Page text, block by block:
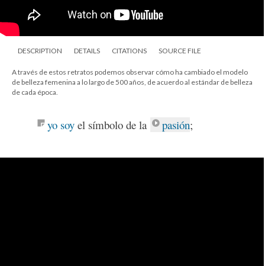
DESCRIPTION DETAILS CITATIONS SOURCE FILE
A través de estos retratos podemos observar cómo ha cambiado el modelo
de belleza femenina a lo largo de 500 años, de acuerdo al estándar de belleza
de cada época.
yo soy el símbolo de la pasión;